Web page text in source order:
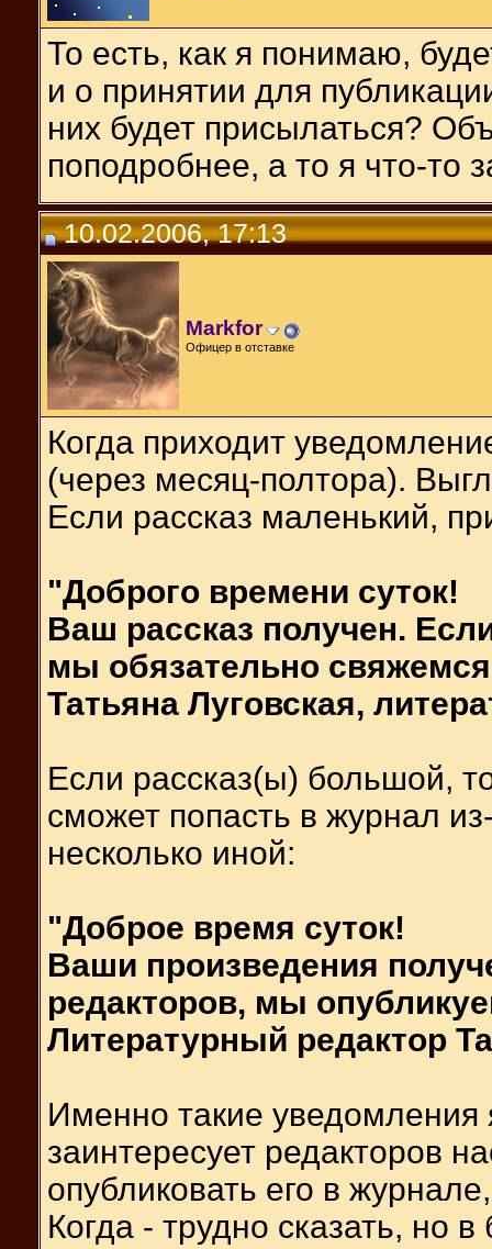
То есть, как я понимаю,
и о принятии для
них будет присылаться?
поподробнее, а то я что-то
10.02.2006, 17:13
Markfor
Офицер в отставке
Когда приходит
(через месяц-полтора).
Если рассказ маленький,
"Доброго времени суток!
Ваш рассказ получен.
мы обязательно
Татьяна Луговская,
Если рассказ(ы) большой,
сможет попасть в журнал
несколько иной:
"Доброе время суток!
Ваши произведения
редакторов, мы
Литературный редактор
Именно такие уведомления
заинтересует редакторов
опубликовать его в
Когда - трудно сказать, но